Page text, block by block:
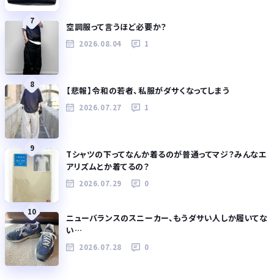
7
空調服って言うほど必要か？
2026.08.04 1
8
【悲報】令和の若者、私服がダサくなってしまう
2026.07.27 1
9
Tシャツの下ってなんか着るのが普通ってマジ？みんなエ
アリズムとか着てるの？
2026.07.29 0
10
ニューバランスのスニーカー、もうダサい人しか履いてな
い…
2026.07.28 0